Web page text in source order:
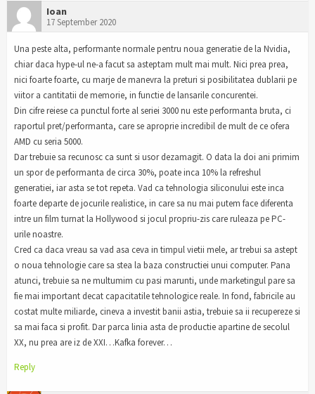
Ioan
17 September 2020
Una peste alta, performante normale pentru noua generatie de la Nvidia,
chiar daca hype-ul ne-a facut sa asteptam mult mai mult. Nici prea prea,
nici foarte foarte, cu marje de manevra la preturi si posibilitatea dublarii pe
viitor a cantitatii de memorie, in functie de lansarile concurentei.
Din cifre reiese ca punctul forte al seriei 3000 nu este performanta bruta, ci
raportul pret/performanta, care se aproprie incredibil de mult de ce ofera
AMD cu seria 5000.
Dar trebuie sa recunosc ca sunt si usor dezamagit. O data la doi ani primim
un spor de performanta de circa 30%, poate inca 10% la refreshul
generatiei, iar asta se tot repeta. Vad ca tehnologia siliconului este inca
foarte departe de jocurile realistice, in care sa nu mai putem face diferenta
intre un film turnat la Hollywood si jocul propriu-zis care ruleaza pe PC-
urile noastre.
Cred ca daca vreau sa vad asa ceva in timpul vietii mele, ar trebui sa astept
o noua tehnologie care sa stea la baza constructiei unui computer. Pana
atunci, trebuie sa ne multumim cu pasi marunti, unde marketingul pare sa
fie mai important decat capacitatile tehnologice reale. In fond, fabricile au
costat multe miliarde, cineva a investit banii astia, trebuie sa ii recupereze si
sa mai faca si profit. Dar parca linia asta de productie apartine de secolul
XX, nu prea are iz de XXI…Kafka forever…
Reply